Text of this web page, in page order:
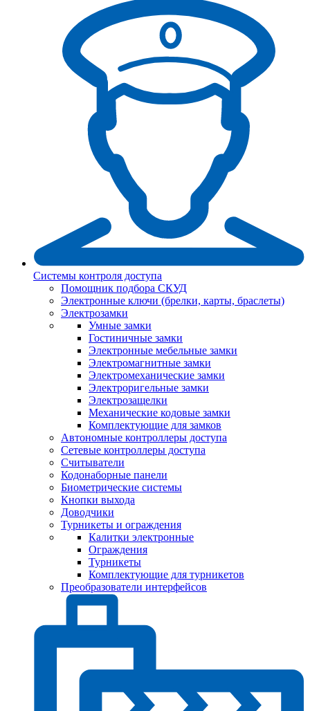
Системы контроля доступа
Помощник подбора СКУД
Электронные ключи (брелки, карты, браслеты)
Электрозамки
Умные замки
Гостиничные замки
Электронные мебельные замки
Электромагнитные замки
Электромеханические замки
Электроригельные замки
Электрозащелки
Механические кодовые замки
Комплектующие для замков
Автономные контроллеры доступа
Сетевые контроллеры доступа
Считыватели
Кодонаборные панели
Биометрические системы
Кнопки выхода
Доводчики
Турникеты и ограждения
Калитки электронные
Ограждения
Турникеты
Комплектующие для турникетов
Преобразователи интерфейсов